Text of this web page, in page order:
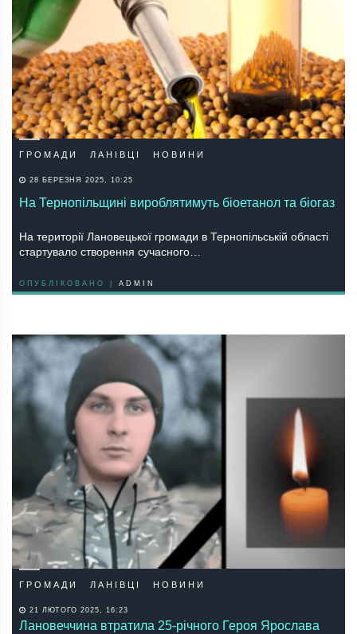
ГРОМАДИ ЛАНІВЦІ НОВИНИ
28 БЕРЕЗНЯ 2025, 10:25
На Тернопільщині вироблятимуть біоетанол та біогаз
На території Лановецької громади в Тернопільській області
стартувало створення сучасного…
ОПУБЛІКОВАНО | ADMIN
ГРОМАДИ ЛАНІВЦІ НОВИНИ
21 ЛЮТОГО 2025, 16:23
Лановеччина втратила 25-річного Героя Ярослава